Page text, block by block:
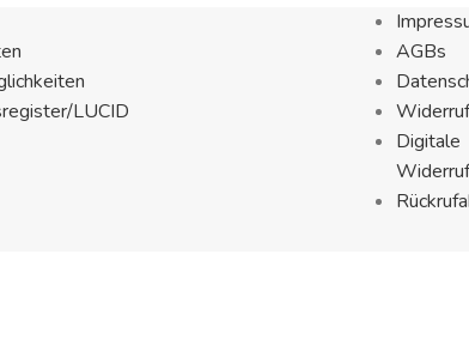
LUCID
AGBs
Digitale